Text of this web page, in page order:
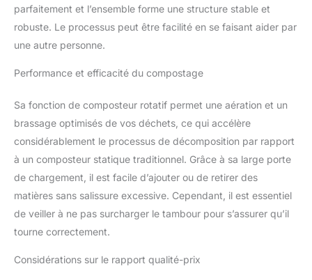
parfaitement et l’ensemble forme une structure stable et
robuste. Le processus peut être facilité en se faisant aider par
une autre personne.
Performance et efficacité du compostage
Sa fonction de composteur rotatif permet une aération et un
brassage optimisés de vos déchets, ce qui accélère
considérablement le processus de décomposition par rapport
à un composteur statique traditionnel. Grâce à sa large porte
de chargement, il est facile d’ajouter ou de retirer des
matières sans salissure excessive. Cependant, il est essentiel
de veiller à ne pas surcharger le tambour pour s’assurer qu’il
tourne correctement.
Considérations sur le rapport qualité-prix